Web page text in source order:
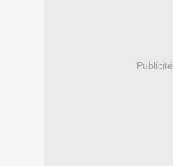
Publicité